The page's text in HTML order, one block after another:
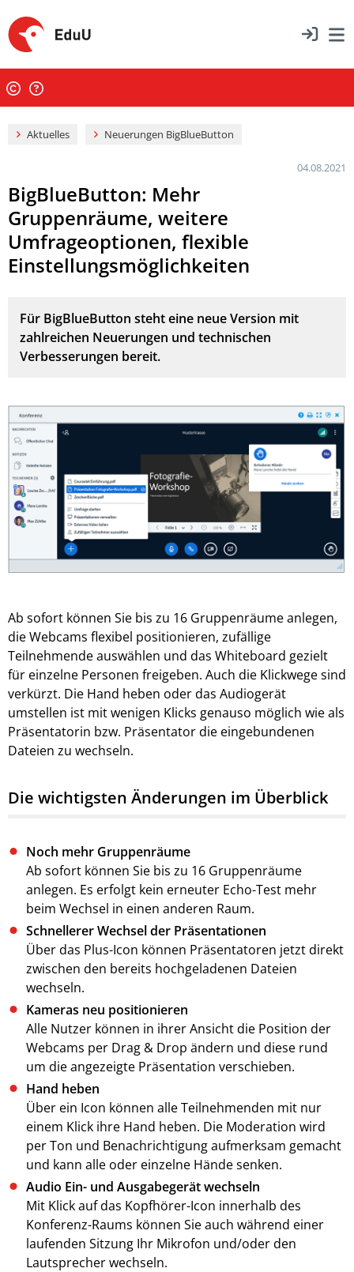
Aktuelles Neuerungen BigBlueButton
04.08.2021
BigBlueButton: Mehr
Gruppenräume, weitere
Umfrageoptionen, flexible
Einstellungsmöglichkeiten
Für BigBlueButton steht eine neue Version mit
zahlreichen Neuerungen und technischen
Verbesserungen bereit.
Ab sofort können Sie bis zu 16 Gruppenräume anlegen,
die Webcams flexibel positionieren, zufällige
Teilnehmende auswählen und das Whiteboard gezielt
für einzelne Personen freigeben. Auch die Klickwege sind
verkürzt. Die Hand heben oder das Audiogerät
umstellen ist mit wenigen Klicks genauso möglich wie als
Präsentatorin bzw. Präsentator die eingebundenen
Dateien zu wechseln.
Die wichtigsten Änderungen im Überblick
Noch mehr Gruppenräume
Ab sofort können Sie bis zu 16 Gruppenräume
anlegen. Es erfolgt kein erneuter Echo-Test mehr
beim Wechsel in einen anderen Raum.
Schnellerer Wechsel der Präsentationen
Über das Plus-Icon können Präsentatoren jetzt direkt
zwischen den bereits hochgeladenen Dateien
wechseln.
Kameras neu positionieren
Alle Nutzer können in ihrer Ansicht die Position der
Webcams per Drag & Drop ändern und diese rund
um die angezeigte Präsentation verschieben.
Hand heben
Über ein Icon können alle Teilnehmenden mit nur
einem Klick ihre Hand heben. Die Moderation wird
per Ton und Benachrichtigung aufmerksam gemacht
und kann alle oder einzelne Hände senken.
Audio Ein- und Ausgabegerät wechseln
Mit Klick auf das Kopfhörer-Icon innerhalb des
Konferenz-Raums können Sie auch während einer
laufenden Sitzung Ihr Mikrofon und/oder den
Lautsprecher wechseln.